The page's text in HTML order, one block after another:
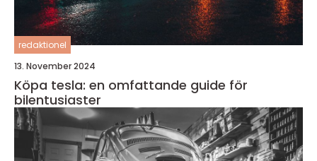
redaktionel
13. November 2024
Köpa tesla: en omfattande guide för
bilentusiaster